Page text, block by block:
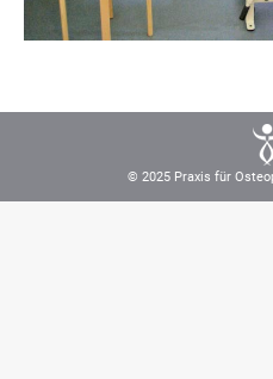
© 2025 Praxis für